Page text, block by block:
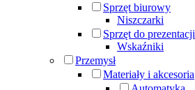
Sprzęt biurowy
Niszczarki
Sprzęt do prezentacji
Wskaźniki
Przemysł
Materiały i akcesoria